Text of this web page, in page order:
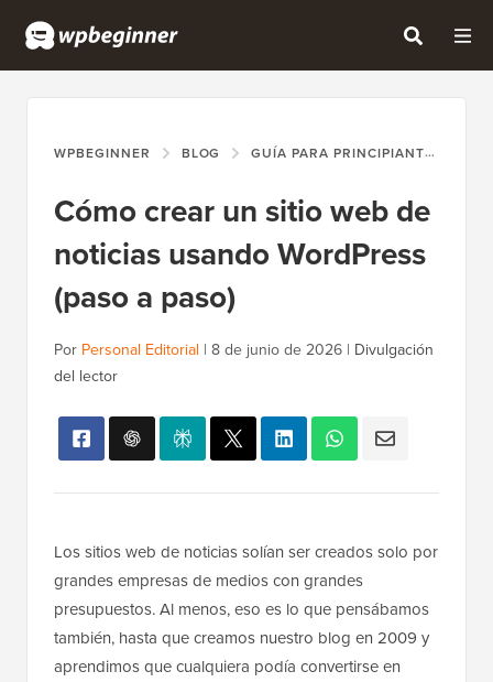
WPBEGINNER BLOG GUÍA PARA PRINCIPIANTES
Cómo crear un sitio web de
noticias usando WordPress
(paso a paso)
Por Personal Editorial | 8 de junio de 2026 | Divulgación
del lector
Los sitios web de noticias solían ser creados solo por
grandes empresas de medios con grandes
presupuestos. Al menos, eso es lo que pensábamos
también, hasta que creamos nuestro blog en 2009 y
aprendimos que cualquiera podía convertirse en